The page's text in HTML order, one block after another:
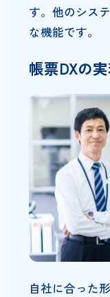
す。他のシス
な機能です。
帳票DXの
自社に合った